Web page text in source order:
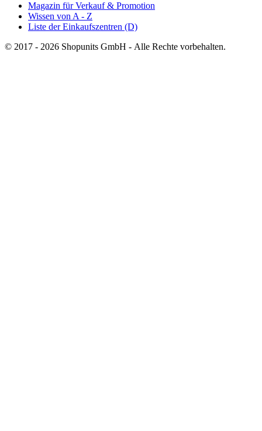
Magazin für Verkauf & Promotion
Wissen von A - Z
Liste der Einkaufszentren (D)
© 2017 - 2026 Shopunits GmbH - Alle Rechte vorbehalten.